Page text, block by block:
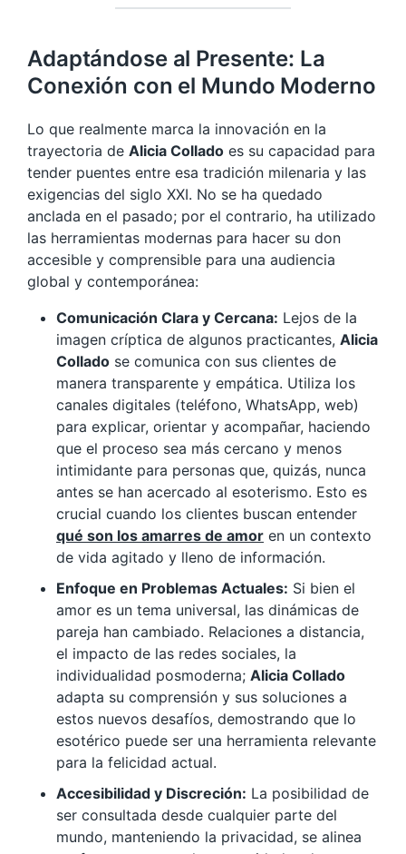
Adaptándose al Presente: La
Conexión con el Mundo Moderno
Lo que realmente marca la innovación en la
trayectoria de Alicia Collado es su capacidad para
tender puentes entre esa tradición milenaria y las
exigencias del siglo XXI. No se ha quedado
anclada en el pasado; por el contrario, ha utilizado
las herramientas modernas para hacer su don
accesible y comprensible para una audiencia
global y contemporánea:
Comunicación Clara y Cercana: Lejos de la
imagen críptica de algunos practicantes, Alicia
Collado se comunica con sus clientes de
manera transparente y empática. Utiliza los
canales digitales (teléfono, WhatsApp, web)
para explicar, orientar y acompañar, haciendo
que el proceso sea más cercano y menos
intimidante para personas que, quizás, nunca
antes se han acercado al esoterismo. Esto es
crucial cuando los clientes buscan entender
qué son los amarres de amor en un contexto
de vida agitado y lleno de información.
Enfoque en Problemas Actuales: Si bien el
amor es un tema universal, las dinámicas de
pareja han cambiado. Relaciones a distancia,
el impacto de las redes sociales, la
individualidad posmoderna; Alicia Collado
adapta su comprensión y sus soluciones a
estos nuevos desafíos, demostrando que lo
esotérico puede ser una herramienta relevante
para la felicidad actual.
Accesibilidad y Discreción: La posibilidad de
ser consultada desde cualquier parte del
mundo, manteniendo la privacidad, se alinea